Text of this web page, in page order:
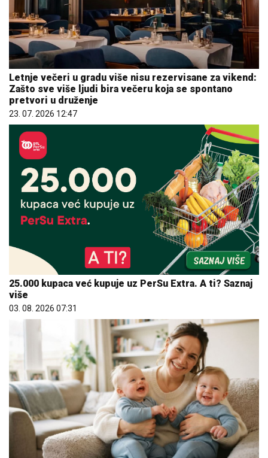
Letnje večeri u gradu više nisu rezervisane za vikend:
Zašto sve više ljudi bira večeru koja se spontano
pretvori u druženje
23. 07. 2026 12:47
25.000 kupaca već kupuje uz PerSu Extra. A ti? Saznaj
više
03. 08. 2026 07:31